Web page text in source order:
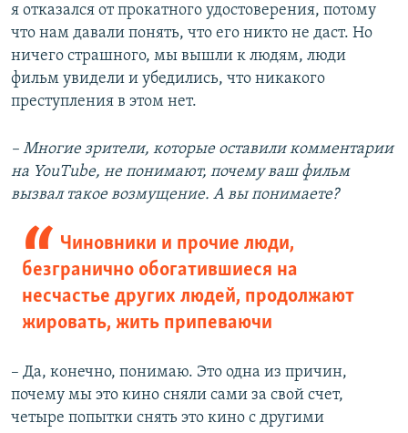
я отказался от прокатного удостоверения, потому
что нам давали понять, что его никто не даст. Но
ничего страшного, мы вышли к людям, люди
фильм увидели и убедились, что никакого
преступления в этом нет.
– Многие зрители, которые оставили комментарии
на YouTube, не понимают, почему ваш фильм
вызвал такое возмущение. А вы понимаете?
Чиновники и прочие люди,
безгранично обогатившиеся на
несчастье других людей, продолжают
жировать, жить припеваючи
– Да, конечно, понимаю. Это одна из причин,
почему мы это кино сняли сами за свой счет,
четыре попытки снять это кино с другими